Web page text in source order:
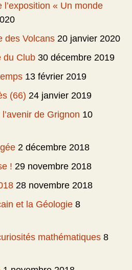
« Un monde
des Volcans 20 janvier 2020
du Club 30 décembre 2019
13 février 2019
(66) 24 janvier 2019
de Grignon 10
2 décembre 2018
! 29 novembre 2018
28 novembre 2018
et la Géologie 8
mathématiques 8